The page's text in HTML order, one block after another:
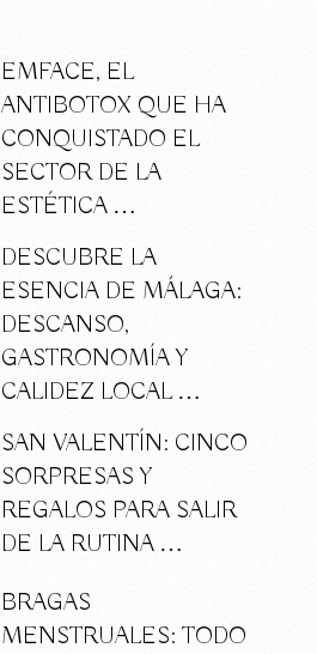
EMFACE, EL
ANTIBOTOX QUE HA
CONQUISTADO EL
SECTOR DE LA
ESTÉTICA …
DESCUBRE LA
ESENCIA DE MÁLAGA:
DESCANSO,
GASTRONOMÍA Y
CALIDEZ LOCAL …
SAN VALENTÍN: CINCO
SORPRESAS Y
REGALOS PARA SALIR
DE LA RUTINA …
BRAGAS
MENSTRUALES: TODO